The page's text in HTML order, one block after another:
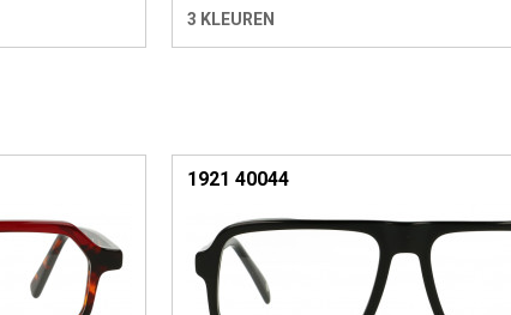
3 KLEUREN
1921 40044